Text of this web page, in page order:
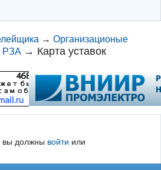
→Организационые
РЗА → Карта уставок
вы должны войти или